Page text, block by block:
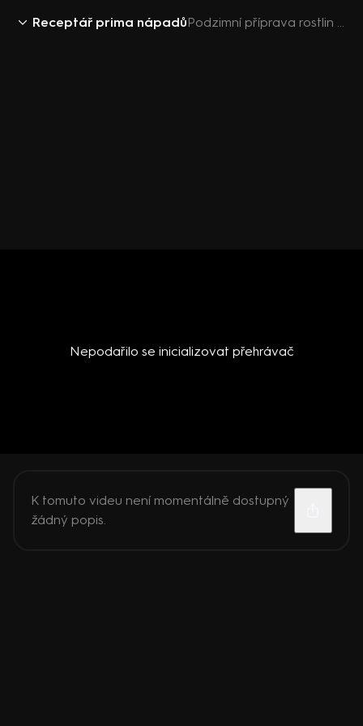
Receptář prima nápadů Podzimní příprava rostlin na zimu
Nepodařilo se inicializovat přehrávač
K tomuto videu není momentálně dostupný
žádný popis.